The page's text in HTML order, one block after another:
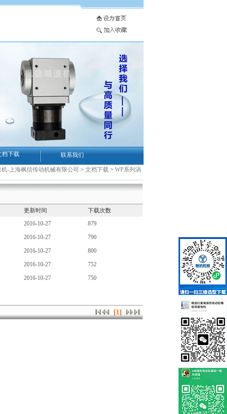
档下载 联系我们
-上海枫信传动机械有限公司 > 文档下载 > WP系列涡
更新时间
下载次数
2016-10-27
879
2016-10-27
790
2016-10-27
800
2016-10-27
752
2016-10-27 750
[1]